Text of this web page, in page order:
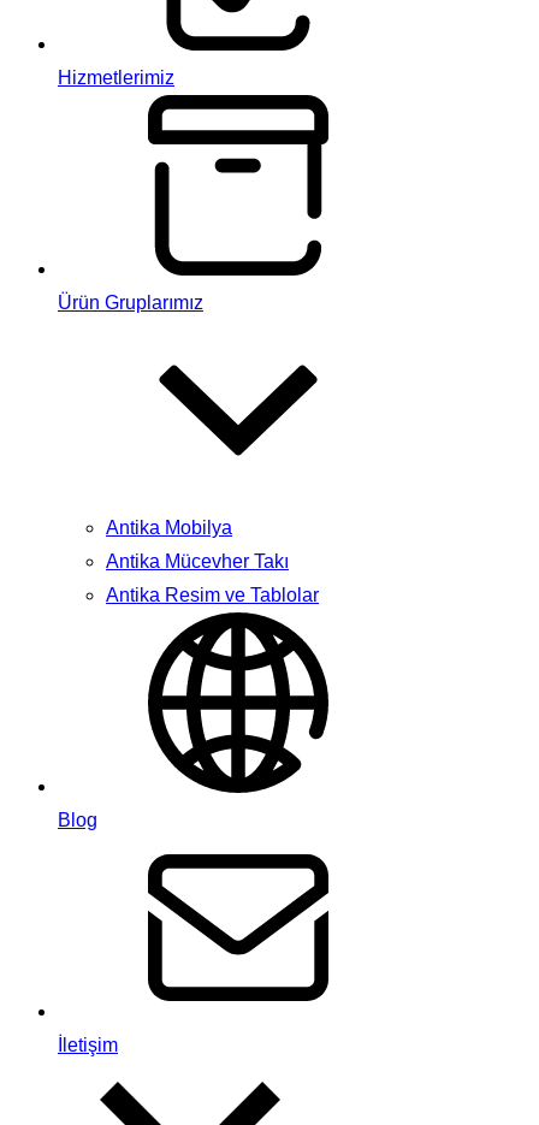
Hizmetlerimiz
Ürün Gruplarımız
Antika Mobilya
Antika Mücevher Takı
Antika Resim ve Tablolar
Blog
İletişim